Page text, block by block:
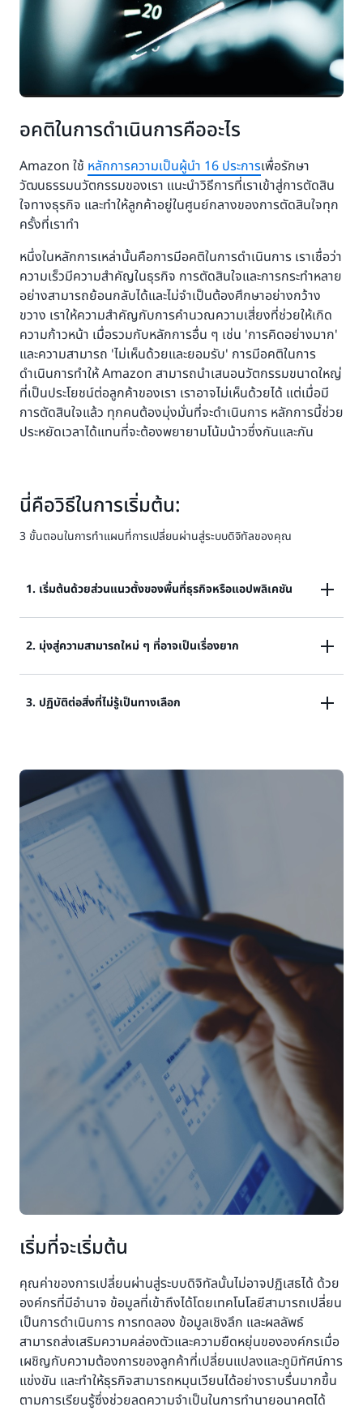
อคติในการดำเนินการคืออะไร
Amazon ใช้ หลักการความเป็นผู้นำ 16 ประการเพื่อรักษา
วัฒนธรรมนวัตกรรมของเรา แนะนำวิธีการที่เราเข้าสู่การตัดสิน
ใจทางธุรกิจ และทำให้ลูกค้าอยู่ในศูนย์กลางของการตัดสินใจทุก
ครั้งที่เราทำ
หนึ่งในหลักการเหล่านั้นคือการมีอคติในการดำเนินการ เราเชื่อว่า
ความเร็วมีความสำคัญในธุรกิจ การตัดสินใจและการกระทำหลาย
อย่างสามารถย้อนกลับได้และไม่จำเป็นต้องศึกษาอย่างกว้าง
ขวาง เราให้ความสำคัญกับการคำนวณความเสี่ยงที่ช่วยให้เกิด
ความก้าวหน้า เมื่อรวมกับหลักการอื่น ๆ เช่น 'การคิดอย่างมาก'
และความสามารถ 'ไม่เห็นด้วยและยอมรับ' การมีอคติในการ
ดำเนินการทำให้ Amazon สามารถนำเสนอนวัตกรรมขนาดใหญ่
ที่เป็นประโยชน์ต่อลูกค้าของเรา เราอาจไม่เห็นด้วยได้ แต่เมื่อมี
การตัดสินใจแล้ว ทุกคนต้องมุ่งมั่นที่จะดำเนินการ หลักการนี้ช่วย
ประหยัดเวลาได้แทนที่จะต้องพยายามโน้มน้าวซึ่งกันและกัน
นี่คือวิธีในการเริ่มต้น:
3 ขั้นตอนในการทำแผนที่การเปลี่ยนผ่านสู่ระบบดิจิทัลของคุณ
1. เริ่มต้นด้วยส่วนแนวตั้งของพื้นที่ธุรกิจหรือแอปพลิเคชัน
หากคุณเพิ่งเริ่มต้นการเดินทางสู่การเปลี่ยนแปลงทาง
มีแนวโน้มที่จะเปิดเผยการเรียนรู้ที่จะเป็นประโยชน์ต่อด้าน
เช่นนั้น ก็เป็นเพียงชัยชนะที่รวดเร็ว อย่าลืมยอมรับอคติใน
การดำเนินการ แม้ว่าสถานะในอนาคตจะไม่ชัดเจน หรือมี
ช่องว่างในกระบวนการหรือชุดเครื่องมือ แต่การผลักดันการ
ทำเช่นนี้จะช่วยเร่งการเรียนรู้และสร้างโมเมนตัม
2. มุ่งสู่ความสามารถใหม่ ๆ ที่อาจเป็นเรื่องยาก
ในขณะที่ดำเนินการตามแผนผังทางที่ได้รับการอนุมัติ CIO
ความสามารถเหล่านี้มักมีค่าใช้จ่ายสูงหรือใช้เวลานานเกินไป
ที่จะสร้างขึ้นภายในองค์กร และด้วยเหตุนี้ จึงเป็นตัวเลือกที่
เหมาะสมที่สุดสำหรับการเริ่มต้นเส้นทางการเปลี่ยนแปลง
ทางเทคโนโลยี การสร้างแพลตฟอร์มการวิเคราะห์ข้อมูลเพื่อ
สนับสนุนองค์กรที่ขับเคลื่อนด้วยข้อมูลมากขึ้นเป็นตัวอย่าง
ที่ดีของความสามารถใหม่ที่เหมาะสมกับเทคโนโลยีคลาวด์ที่
ทันสมัย เมื่อใช้ระบบคลาวด์ องค์กรสามารถเปิดตัวความ
สามารถในการวิเคราะห์ใหม่ได้อย่างง่ายดาย ช่วยให้สามารถ
ทดลองได้อย่างรวดเร็ว การตัดสินใจที่ดีขึ้น และที่สำคัญคือ
แสดงให้เห็นถึงคุณค่าทางธุรกิจของความพยายามในการ
เปลี่ยนแปลง
3. ปฏิบัติต่อสิ่งที่ไม่รู้เป็นทางเลือก
ถึงการเปลี่ยนแปลงทางดิจิทัล ความคิดริเริ่มขององค์กร
แบบดั้งเดิมมักต้องมีการวิเคราะห์ การประเมิน และการ
กำหนดโครงสร้าง เครื่องมือ และกระบวนการอย่างเข้มงวด
ล่วงหน้าเพื่อลดความเสี่ยงที่เกี่ยวข้องกับสิ่งที่ไม่รู้จัก
อย่างไรก็ตาม ตลอดเส้นทางการเปลี่ยนแปลงองค์กรจะพบ
กับสถานการณ์ที่ความเป็นจริงไม่สอดคล้องกับแผนที่วางไว้
ดีที่สุด และการตัดสินใจเบื้องต้นจะต้องเปลี่ยนแปลง ใน
สถานการณ์เหล่านี้ ระบบคลาวด์ให้ความยืดหยุ่นมากและอาจ
นำเสนอโอกาสที่ไม่ได้พิจารณา แทนที่จะรอที่จะกำหนด
ตัวแปรทุกตัวในกระบวนการ ให้ถือว่าสิ่งที่ไม่รู้จักเป็นโอกาส
ในการทดลอง วิวัฒนาการ และ “ลองก่อนซื้อ” โซลูชันที่ได้มี
แนวโน้มที่จะสอดคล้องกับความต้องการของโลกแห่งความ
เป็นจริงมากกว่าแนวทางทฤษฎีที่วางแผนไว้ในตอนแรก
เริ่มที่จะเริ่มต้น
คุณค่าของการเปลี่ยนผ่านสู่ระบบดิจิทัลนั้นไม่อาจปฏิเสธได้ ด้วย
องค์กรที่มีอำนาจ ข้อมูลที่เข้าถึงได้โดยเทคโนโลยีสามารถเปลี่ยน
เป็นการดำเนินการ การทดลอง ข้อมูลเชิงลึก และผลลัพธ์
สามารถส่งเสริมความคล่องตัวและความยืดหยุ่นขององค์กรเมื่อ
เผชิญกับความต้องการของลูกค้าที่เปลี่ยนแปลงและภูมิทัศน์การ
แข่งขัน และทำให้ธุรกิจสามารถหมุนเวียนได้อย่างราบรื่นมากขึ้น
ตามการเรียนรู้ซึ่งช่วยลดความจำเป็นในการทำนายอนาคตได้